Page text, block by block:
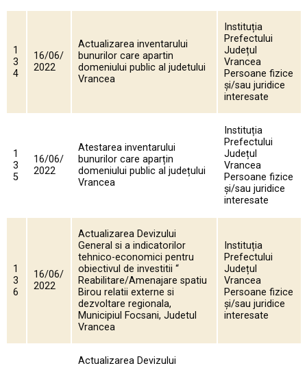
1
3
4
16/06/
2022
Actualizarea inventarului
bunurilor care apartin
domeniului public al judetului
Vrancea
Instituția
Prefectului
Județul
Vrancea
Persoane fizice
și/sau juridice
interesate
1
3
5
16/06/
2022
Atestarea inventarului
bunurilor care aparțin
domeniului public al județului
Vrancea
Instituția
Prefectului
Județul
Vrancea
Persoane fizice
și/sau juridice
interesate
1
3
6
16/06/
2022
Actualizarea Devizului
General si a indicatorilor
tehnico-economici pentru
obiectivul de investitii “
Reabilitare/Amenajare spatiu
Birou relatii externe si
dezvoltare regionala,
Municipiul Focsani, Judetul
Vrancea
Instituția
Prefectului
Județul
Vrancea
Persoane fizice
și/sau juridice
interesate
Actualizarea Devizului